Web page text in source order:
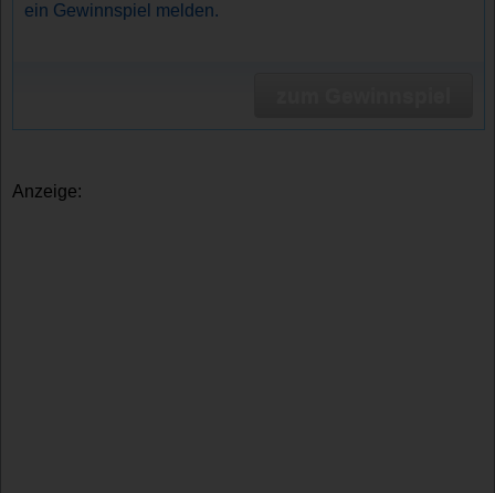
ein Gewinnspiel melden.
Anzeige: